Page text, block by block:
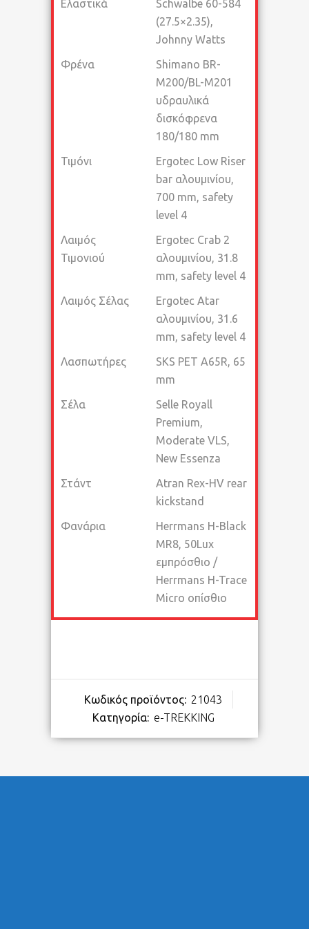
Ελαστικά
Schwalbe 60-584
(27.5×2.35),
Johnny Watts
Φρένα
Shimano BR-
M200/BL-M201
υδραυλικά
δισκόφρενα
180/180 mm
Τιμόνι
Ergotec Low Riser
bar αλουμινίου,
700 mm, safety
level 4
Λαιμός
Τιμονιού
Ergotec Crab 2
αλουμινίου, 31.8
mm, safety level 4
Λαιμός Σέλας
Ergotec Atar
αλουμινίου, 31.6
mm, safety level 4
Λασπωτήρες
SKS PET A65R, 65
mm
Σέλα
Selle Royall
Premium,
Moderate VLS,
New Essenza
Στάντ
Atran Rex-HV rear
kickstand
Φανάρια
Herrmans H-Black
MR8, 50Lux
εμπρόσθιο /
Herrmans H-Trace
Micro οπίσθιο
Κωδικός προϊόντος: 21043
Κατηγορία: e-TREKKING